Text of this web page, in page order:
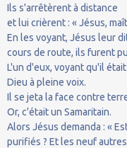
Ils s'arrêtèrent à distance
et lui crièrent : « Jésus,
En les voyant, Jésus leur
cours de route, ils furent
L'un d'eux, voyant qu'il
Dieu à pleine voix.
Il se jeta la face contre
Or, c'était un Samaritain.
Alors Jésus demanda : «
purifiés ? Et les neuf